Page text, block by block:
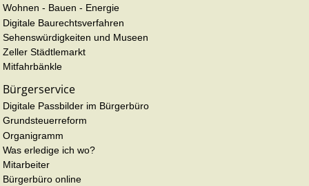
Wohnen - Bauen - Energie
Digitale Baurechtsverfahren
Sehenswürdigkeiten und Museen
Zeller Städtlemarkt
Mitfahrbänkle
Bürgerservice
Digitale Passbilder im Bürgerbüro
Grundsteuerreform
Organigramm
Was erledige ich wo?
Mitarbeiter
Bürgerbüro online